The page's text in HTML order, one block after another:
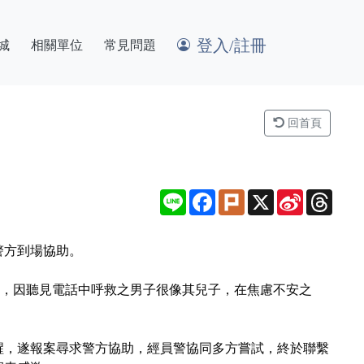
相關單位 常見問題 登入/註冊
回首頁
Line Facebook
Plurk X
Sina
Weibo
到場協助。
因聽見電話中呼救之男子很像其兒子，在焦慮不安之
遂報案尋求警方協助，經員警協同多方嘗試，終於聯繫